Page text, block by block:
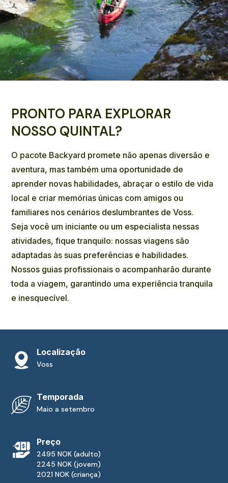
PRONTO PARA EXPLORAR
NOSSO QUINTAL?
O pacote Backyard promete não apenas diversão e
aventura, mas também uma oportunidade de
aprender novas habilidades, abraçar o estilo de vida
local e criar memórias únicas com amigos ou
familiares nos cenários deslumbrantes de Voss.
Seja você um iniciante ou um especialista nessas
atividades, fique tranquilo: nossas viagens são
adaptadas às suas preferências e habilidades.
Nossos guias profissionais o acompanharão durante
toda a viagem, garantindo uma experiência tranquila
e inesquecível.
Localização
Voss
Temporada
Maio a setembro
Preço
2495 NOK (adulto)
2245 NOK (jovem)
2021 NOK (criança)